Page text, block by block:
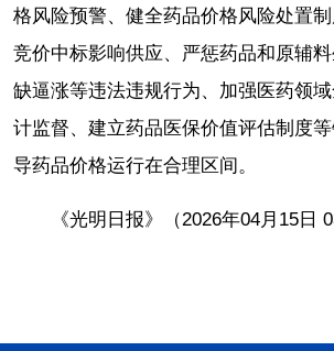
格风险预警、健全药品价格风险处置
竞价中标影响供应、严惩药品和原辅
缺逼涨等违法违规行为、加强医药领
计监督、建立药品医保价值评估制度等
导药品价格运行在合理区间。
《光明日报》（2026年04月15日